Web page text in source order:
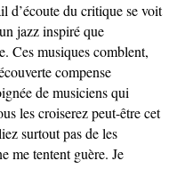
d’écoute du critique se voit
jazz inspiré que
Ces musiques comblent,
compense
de musiciens qui
les croiserez peut-être cet
surtout pas de les
me tentent guère. Je